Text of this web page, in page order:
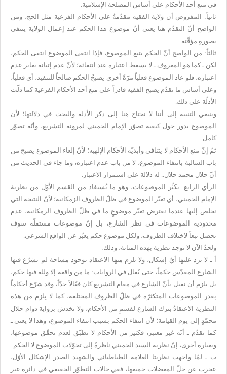
في منع أحد الأحكام على أساس المصلحة الإسلامية.
ثانياً: المفروض أن ولاية الفقيه مقدّمةٌ على الأحكام الفرعية مثل الحج، ومن
الواضح أنّ التقدّم هنا يعني أنّ موضوع هذا الحكم عند إعمال الولاية ينتفي
بصورةٍ مؤقّتة.
ثالثاً: من الواضح أنّ الحكم يتبع الموضوع، فإذا انتفى الموضوع انتفى الحكم،
لكن ـ كما هو المعروف ـ لا يسقط اعتباره عند انتفائه؛ لأنّ عدم إتيانه يغاير عدم
اعتباره، فلو عاد الموضوع فعلياً مرّةً أخرى يصبحُ الحكم صالحاً للتنفيذ، أي فعلياً،
وعلى أساس ما تقدّم يصبح الفقيه قادراً على منع أحد الأحكام الفرعية كما دلّت
الأدلّة على ذلك.
وينبغي التنبيه إلى أننا لا نحتاج هنا إلى ذكر الأدلة والبحث في دلالتها؛ لأن
الموضوع يدور حول كيفية تصوّر الإمام الخميني لمرونة التشريع، وأنّه تصوّر
كامل.
ثمّ إنّ منع الأحكام لا يتنافى وأبديّة الأحكام الإلهية؛ لأنّ إلغاء الموضوع يصبح من
باب السالبة بانتفاء الموضوع، لا من باب عدم اعتباره، وما جاء في الحديث من
أنّ حلال محمد حلال.. له دلالة على استمرار الاعتبار.
الرأي الرابع: تكثّر الموضوعات، وهو ما يُستفاد من القسم الأوّل من نظرية
الإمام الخميني، أي تغيّر الموضوع في ظلّ الظروف الزمكانية؛ لأنّ النتيجة التي
نخلص إليها عندما نفترض تغيّر موضوعٍ ما في ظلّ الظروف الزمكانية، عدم
محدودية الموضوعات في نظر الشارع، بل إنّ موضوعات مستقلّة سوف
تحصل تبعاً لاختلاف الظروف، ولكل موضوع حكم يعبّر عن الواقع الشرعي.
ولحدّ الآن لا توجد نظرية بهذه المتانة، وذلك:
أ ـ لا يرد عليها أيّ إشكال، ولا يلزم منها الاعتقاد بوجود مساحة لم يشرّع فيها
الشارع المقدّس حكماً، حتى يُقال في الروايات: ما من واقعة إلا ولله فيها حكم،
بل يلزم أن نقبل بأنّ الشارع في مقام التشريع كان فعّالاً جدّاً، وقد شرّع أحكاماً
بقدر الموضوعات المتكثرّة في ظلّ الظروف المختلفة، كما لا يلزم من هذه
النظرية الاعتقادُ بترك الشارع لقسمٍ من الأحكام، ولا تخدش برواية دوام حلال
محمّدٍ إلى يوم القيامة؛ لأن انتفاء الحكم بسبب انتفاء الموضوع، وهذا لا يعني ـ
كما تقدّم ـ أنّه غير معتبر، فكثير من الأحكام لا تطبّق لعدم تحقّق موضوعها،
وبعبارة أخرى، إنّ نظرية السيد الخميني ناظرةٌ إلى تحوّلات الموضوع لا الحكم.
ب ـ لمّا واجهت نظريتا العلامة الطباطبائي والشهيد الصدر الإشكال الأوّل،
عجزت عن حلّ المعضلات جميعها، ففي حالات التطوّر الحقيقي في دائرة غير